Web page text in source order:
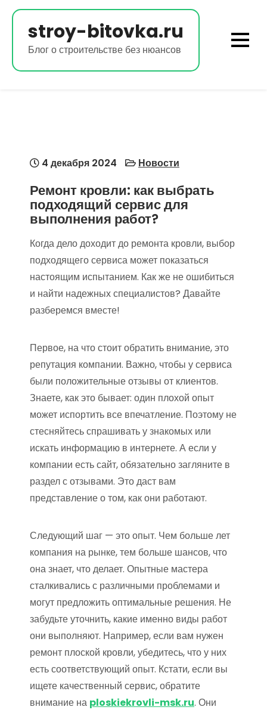
Перейти
содержимому
stroy-bitovka.ru
Блог о строительстве без нюансов
4 декабря 2024 Новости
Ремонт кровли: как выбрать
подходящий сервис для
выполнения работ?
Когда дело доходит до ремонта кровли, выбор
подходящего сервиса может показаться
настоящим испытанием. Как же не ошибиться
и найти надежных специалистов? Давайте
разберемся вместе!
Первое, на что стоит обратить внимание, это
репутация компании. Важно, чтобы у сервиса
были положительные отзывы от клиентов.
Знаете, как это бывает: один плохой опыт
может испортить все впечатление. Поэтому не
стесняйтесь спрашивать у знакомых или
искать информацию в интернете. А если у
компании есть сайт, обязательно загляните в
раздел с отзывами. Это даст вам
представление о том, как они работают.
Следующий шаг — это опыт. Чем больше лет
компания на рынке, тем больше шансов, что
она знает, что делает. Опытные мастера
сталкивались с различными проблемами и
могут предложить оптимальные решения. Не
забудьте уточнить, какие именно виды работ
они выполняют. Например, если вам нужен
ремонт плоской кровли, убедитесь, что у них
есть соответствующий опыт. Кстати, если вы
ищете качественный сервис, обратите
внимание на ploskiekrovli-msk.ru. Они